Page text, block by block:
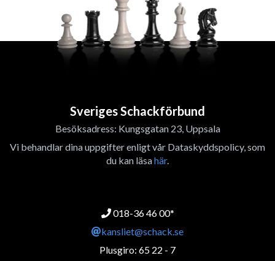
Sveriges Schackförbund
Besöksadress: Kungsgatan 23, Uppsala
Vi behandlar dina uppgifter enligt vår Dataskyddspolicy, som
du kan läsahär.
018-36 46 00*
kansliet@schack.se
Plusgiro: 65 22 - 7